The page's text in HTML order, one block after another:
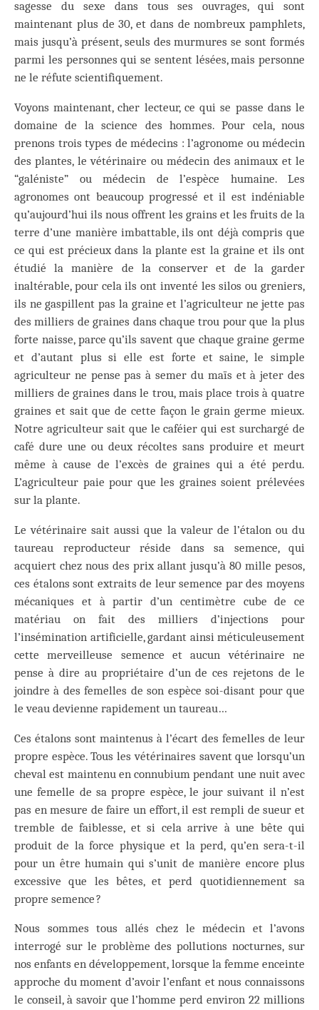
sagesse du sexe dans tous ses ouvrages, qui sont
maintenant plus de 30, et dans de nombreux pamphlets,
mais jusqu’à présent, seuls des murmures se sont formés
parmi les personnes qui se sentent lésées, mais personne
ne le réfute scientifiquement.
Voyons maintenant, cher lecteur, ce qui se passe dans le
domaine de la science des hommes. Pour cela, nous
prenons trois types de médecins : l’agronome ou médecin
des plantes, le vétérinaire ou médecin des animaux et le
“galéniste” ou médecin de l’espèce humaine. Les
agronomes ont beaucoup progressé et il est indéniable
qu’aujourd’hui ils nous offrent les grains et les fruits de la
terre d’une manière imbattable, ils ont déjà compris que
ce qui est précieux dans la plante est la graine et ils ont
étudié la manière de la conserver et de la garder
inaltérable, pour cela ils ont inventé les silos ou greniers,
ils ne gaspillent pas la graine et l’agriculteur ne jette pas
des milliers de graines dans chaque trou pour que la plus
forte naisse, parce qu’ils savent que chaque graine germe
et d’autant plus si elle est forte et saine, le simple
agriculteur ne pense pas à semer du maïs et à jeter des
milliers de graines dans le trou, mais place trois à quatre
graines et sait que de cette façon le grain germe mieux.
Notre agriculteur sait que le caféier qui est surchargé de
café dure une ou deux récoltes sans produire et meurt
même à cause de l’excès de graines qui a été perdu.
L’agriculteur paie pour que les graines soient prélevées
sur la plante.
Le vétérinaire sait aussi que la valeur de l’étalon ou du
taureau reproducteur réside dans sa semence, qui
acquiert chez nous des prix allant jusqu’à 80 mille pesos,
ces étalons sont extraits de leur semence par des moyens
mécaniques et à partir d’un centimètre cube de ce
matériau on fait des milliers d’injections pour
l’insémination artificielle, gardant ainsi méticuleusement
cette merveilleuse semence et aucun vétérinaire ne
pense à dire au propriétaire d’un de ces rejetons de le
joindre à des femelles de son espèce soi-disant pour que
le veau devienne rapidement un taureau…
Ces étalons sont maintenus à l’écart des femelles de leur
propre espèce. Tous les vétérinaires savent que lorsqu’un
cheval est maintenu en connubium pendant une nuit avec
une femelle de sa propre espèce, le jour suivant il n’est
pas en mesure de faire un effort, il est rempli de sueur et
tremble de faiblesse, et si cela arrive à une bête qui
produit de la force physique et la perd, qu’en sera-t-il
pour un être humain qui s’unit de manière encore plus
excessive que les bêtes, et perd quotidiennement sa
propre semence ?
Nous sommes tous allés chez le médecin et l’avons
interrogé sur le problème des pollutions nocturnes, sur
nos enfants en développement, lorsque la femme enceinte
approche du moment d’avoir l’enfant et nous connaissons
le conseil, à savoir que l’homme perd environ 22 millions